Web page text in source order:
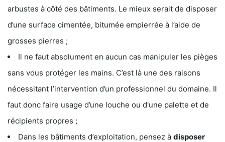
arbustes à côté des bâtiments. Le mieux serait de disposer
d’une surface cimentée, bitumée empierrée à l’aide de
grosses pierres ;
Il ne faut absolument en aucun cas manipuler les pièges
sans vous protéger les mains. C’est là une des raisons
nécessitant l’intervention d’un professionnel du domaine. Il
faut donc faire usage d’une louche ou d'une palette et de
récipients propres ;
Dans les bâtiments d’exploitation, pensez à disposer